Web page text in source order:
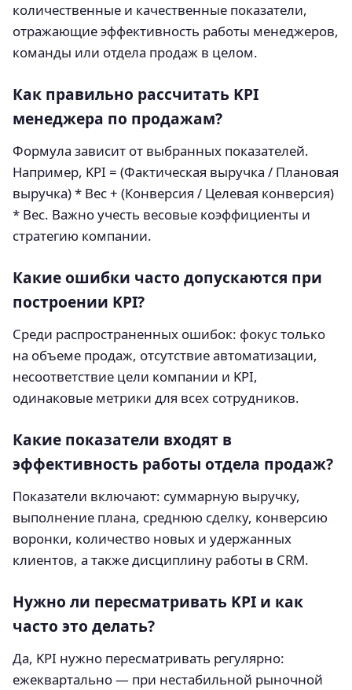
количественные и качественные показатели,
отражающие эффективность работы менеджеров,
команды или отдела продаж в целом.
Как правильно рассчитать KPI
менеджера по продажам?
Формула зависит от выбранных показателей.
Например, KPI = (Фактическая выручка / Плановая
выручка) * Вес + (Конверсия / Целевая конверсия)
* Вес. Важно учесть весовые коэффициенты и
стратегию компании.
Какие ошибки часто допускаются при
построении KPI?
Среди распространенных ошибок: фокус только
на объеме продаж, отсутствие автоматизации,
несоответствие цели компании и KPI,
одинаковые метрики для всех сотрудников.
Какие показатели входят в
эффективность работы отдела продаж?
Показатели включают: суммарную выручку,
выполнение плана, среднюю сделку, конверсию
воронки, количество новых и удержанных
клиентов, а также дисциплину работы в CRM.
Нужно ли пересматривать KPI и как
часто это делать?
Да, KPI нужно пересматривать регулярно:
ежеквартально — при нестабильной рыночной